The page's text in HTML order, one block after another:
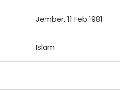
Jember, 11 Feb 1981
Islam